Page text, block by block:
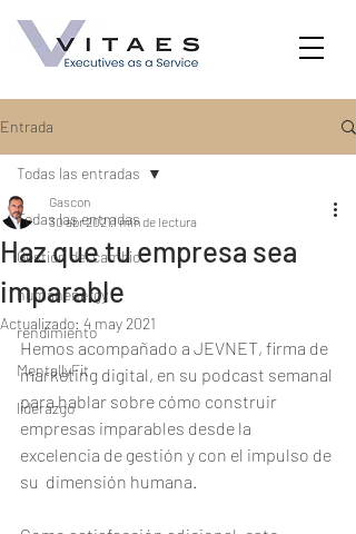
Entrada
Todas las entradas
Gestión del cambio
humanenergy
rendimiento
MentallyFit
liderazgo
Todas las entradas
Haz que tu empresa sea
imparable
Gascon
30 abr 20211 min de lectura
Actualizado: 4 may 2021
Hemos acompañado a JEVNET, firma de
marketing digital, en su podcast semanal
para hablar sobre cómo construir
empresas imparables desde la
excelencia de gestión y con el impulso de
su  dimensión humana.